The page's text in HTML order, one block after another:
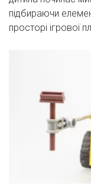
підбираючи
просторі ігрової